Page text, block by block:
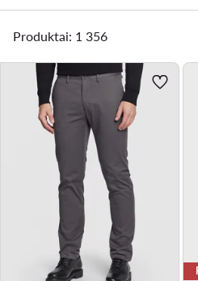
Produktai: 1 356